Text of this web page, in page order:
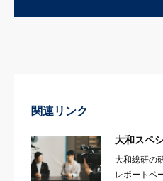
関連リンク
大和スペ
大和総研の
レポートペ